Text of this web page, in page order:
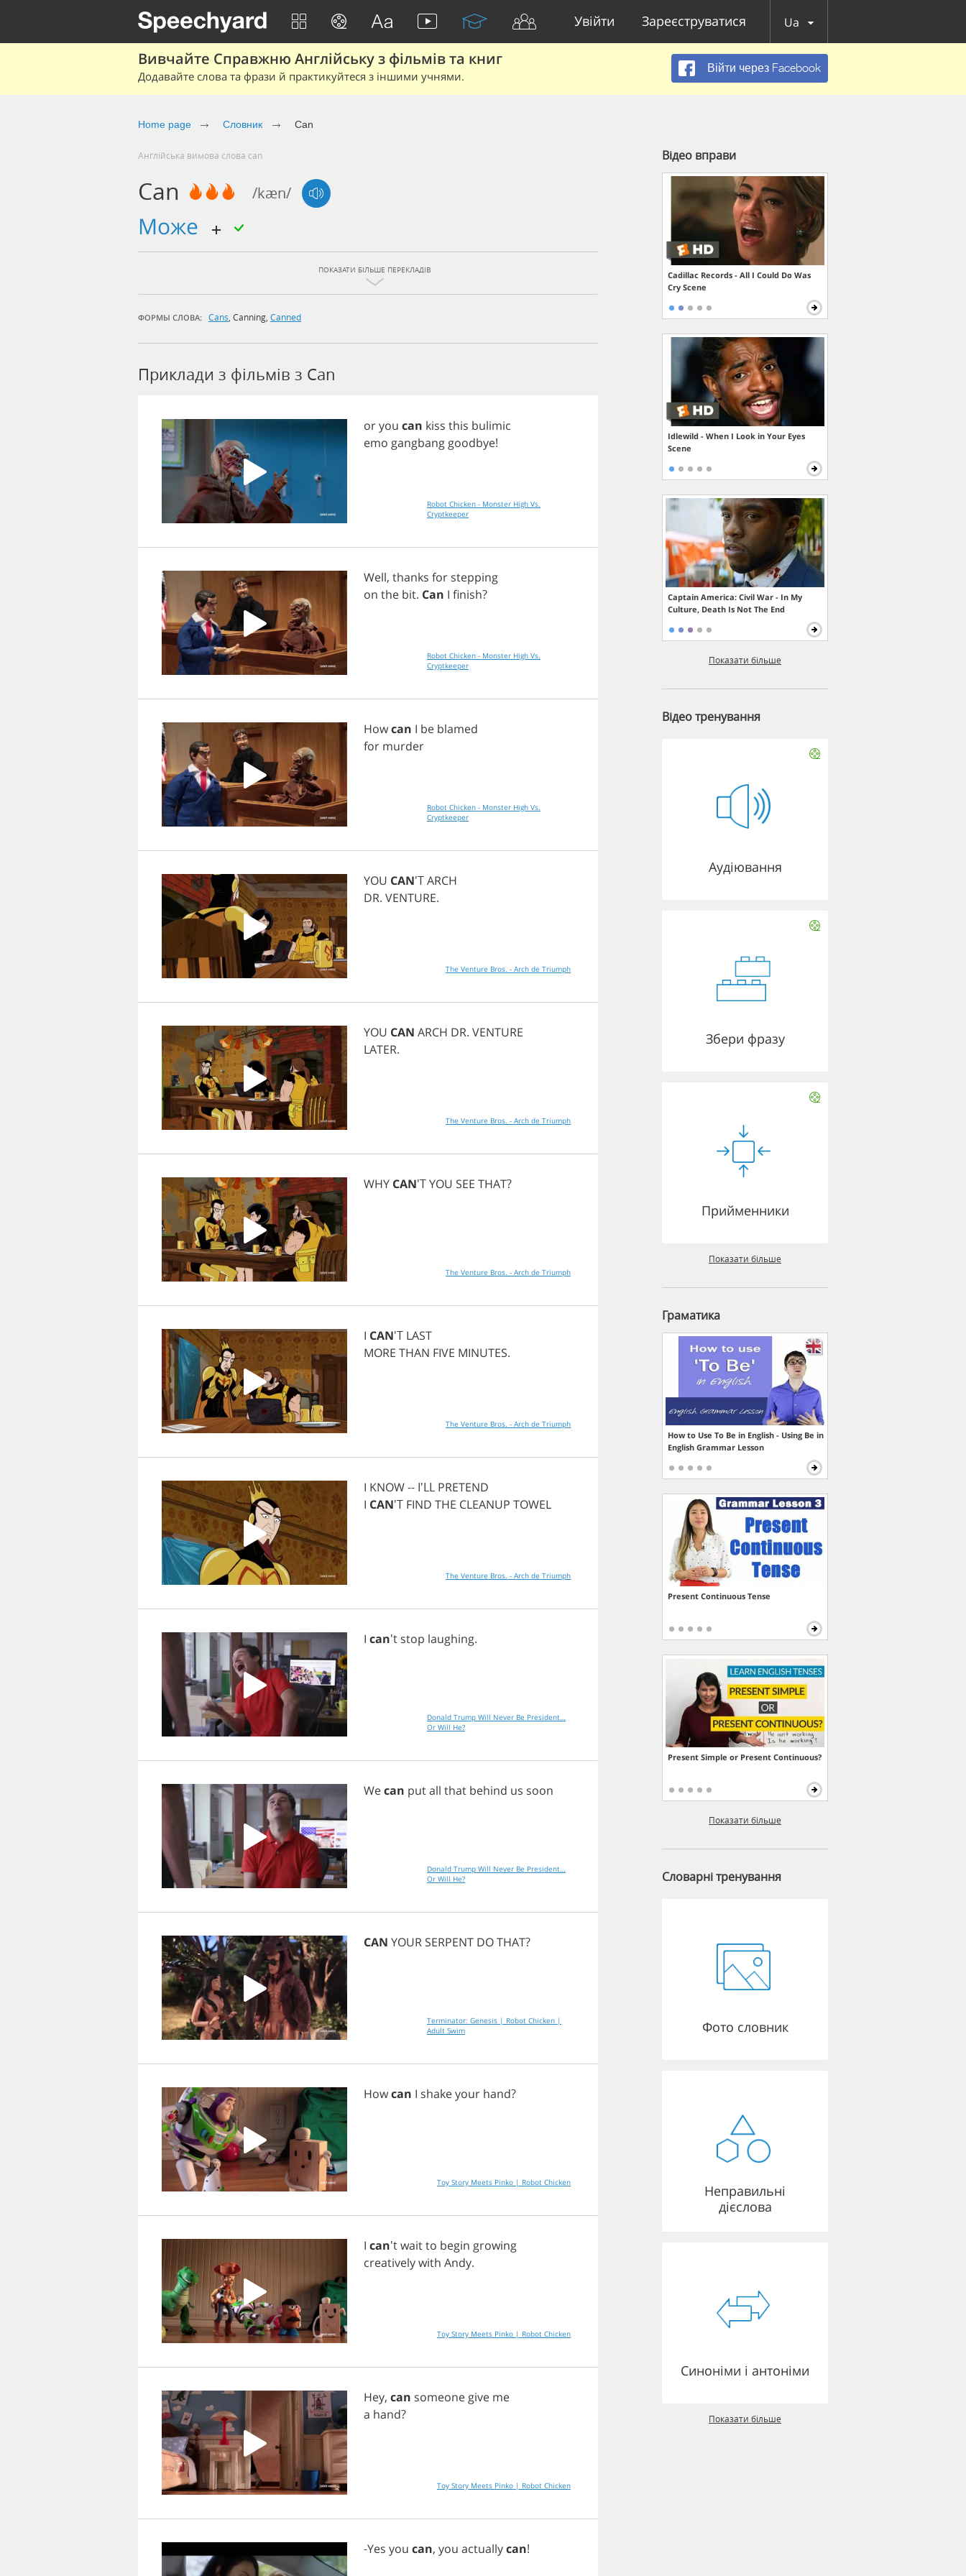
Увійти Зареєструватися Ua
Вивчайте Справжню Англійську з фільмів та книг
Додавайте слова та фрази й практикуйтеся з іншими учнями.
Війти через Facebook
Home page Cловник Can
Англійська вимова слова can
Can /kæn/
може
ПОКАЗАТИ БІЛЬШЕ ПЕРЕКЛАДІВ
ФОРМЫ СЛОВА: Cans Canning Canned
Приклади з фільмів з Can
oryou can kiss this bulimic
emo gangbang goodbye!
Robot Chicken - Monster High Vs.
Cryptkeeper
Well, thanks for stepping
on the bit. Can I finish?
Robot Chicken - Monster High Vs.
Cryptkeeper
Howcan I be blamed
for murder
Robot Chicken - Monster High Vs.
Cryptkeeper
YOU CAN'TARCH
DR. VENTURE.
The Venture Bros. - Arch de Triumph
YOU CAN ARCH DR. VENTURE
LATER.
The Venture Bros. - Arch de Triumph
WHY CAN'TYOU SEE THAT?
The Venture Bros. - Arch de Triumph
I CAN'T LAST
MORE THAN FIVE MINUTES.
The Venture Bros. - Arch de Triumph
I KNOW-- I'LL PRETEND
I CAN'T FIND THE CLEANUP TOWEL
The Venture Bros. - Arch de Triumph
I can't stop laughing.
Donald Trump Will Never Be President…
Or Will He?
Wecan putall that behind us soon
Donald Trump Will Never Be President…
Or Will He?
CAN YOUR SERPENT DOTHAT?
Terminator: Genesis | Robot Chicken |
Adult Swim
Howcan I shakeyour hand?
Toy Story Meets Pinko | Robot Chicken
I can'twaitto begin growing
creativelywith Andy.
Toy Story Meets Pinko | Robot Chicken
Hey, can someone give me
a hand?
Toy Story Meets Pinko | Robot Chicken
-Yes you can, you actuallycan!
Відео вправи
Cadillac Records - All I Could Do Was
Cry Scene
Idlewild - When I Look in Your Eyes
Scene
Captain America: Civil War - In My
Culture, Death Is Not The End
Показати більше
Відео тренування
Аудіювання
Збери фразу
Прийменники
Показати більше
Граматика
How to Use To Be in English - Using Be in
English Grammar Lesson
Present Continuous Tense
Present Simple or Present Continuous?
Показати більше
Словарні тренування
Фото словник
Неправильні
дієслова
Синоніми і антоніми
Показати більше